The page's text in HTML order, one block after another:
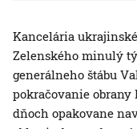
Kancelária
Zelenského minulý
generálneho štábu
pokračovanie
dňoch opakovane